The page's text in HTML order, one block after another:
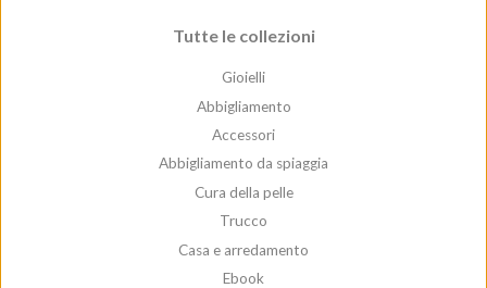
Tutte le collezioni
Gioielli
Abbigliamento
Accessori
Abbigliamento da spiaggia
Cura della pelle
Trucco
Casa e arredamento
Ebook